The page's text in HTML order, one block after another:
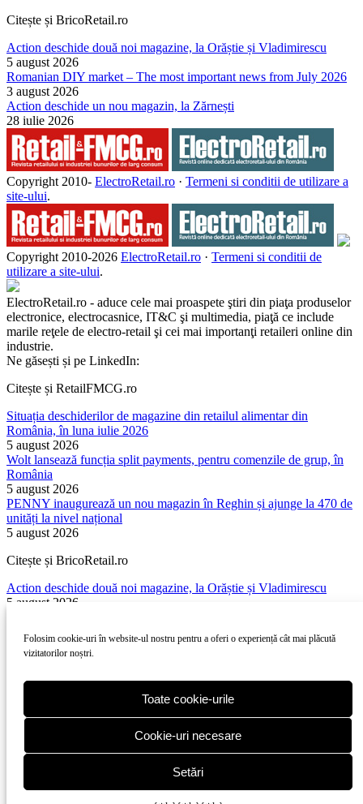
Citește și BricoRetail.ro
Action deschide două noi magazine, la Orăștie și Vladimirescu
5 august 2026
Romanian DIY market – The most important news from July 2026
3 august 2026
Action deschide un nou magazin, la Zărnești
28 iulie 2026
Copyright 2010- ElectroRetail.ro · Termeni si conditii de utilizare a
site-ului.
Copyright 2010-2026 ElectroRetail.ro · Termeni si conditii de
utilizare a site-ului.
ElectroRetail.ro - aduce cele mai proaspete ştiri din piaţa produselor
electronice, electrocasnice, IT&C şi multimedia, piaţă ce include
marile reţele de electro-retail şi cei mai importanţi retaileri online din
industrie.
Ne găsești și pe LinkedIn:
Citește și RetailFMCG.ro
Situația deschiderilor de magazine din retailul alimentar din
România, în luna iulie 2026
5 august 2026
Wolt lansează funcția split payments, pentru comenzile de grup, în
România
5 august 2026
PENNY inaugurează un nou magazin în Reghin și ajunge la 470 de
unități la nivel național
5 august 2026
Citește și BricoRetail.ro
Action deschide două noi magazine, la Orăștie și Vladimirescu
5 august 2026
3 august 2026
Action deschide un nou magazin, la Zărnești
28 iulie 2026
Copyright 2010-ElectroRetail.ro·Termeni si conditii de utilizare a
Folosim cookie-uri în website-ul nostru pentru a oferi o experiență cât mai plăcută
vizitatorilor noștri.
Toate cookie-urile
Cookie-uri necesare
Setări